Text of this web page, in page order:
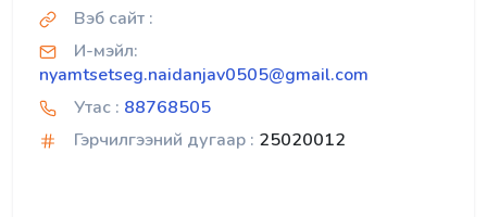
Вэб сайт :
И-мэйл:
nyamtsetseg.naidanjav0505@gmail.com
Утас : 88768505
Гэрчилгээний дугаар : 25020012